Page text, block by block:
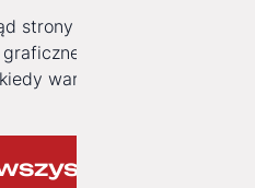
strony firmowej? Zobacz,
nie rozwiązuje
warto zainwestować w